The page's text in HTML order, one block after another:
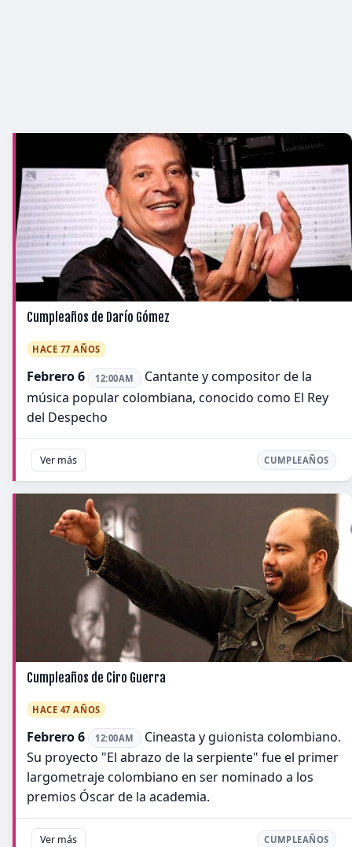
Cumpleaños de Darío Gómez
HACE 77 AÑOS
Febrero 6 12:00AM
Cantante y compositor de la
música popular colombiana, conocido como El Rey
del Despecho
Ver más CUMPLEAÑOS
Cumpleaños de Ciro Guerra
HACE 47 AÑOS
Febrero 6 12:00AM
Cineasta y guionista colombiano.
Su proyecto "El abrazo de la serpiente" fue el primer
largometraje colombiano en ser nominado a los
premios Óscar de la academia.
Ver más CUMPLEAÑOS